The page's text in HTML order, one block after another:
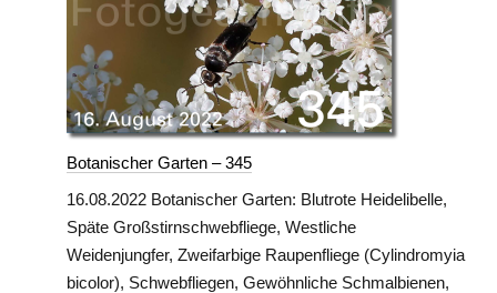
Botanischer Garten – 345
16.08.2022 Botanischer Garten: Blutrote Heidelibelle,
Späte Großstirnschwebfliege, Westliche
Weidenjungfer, Zweifarbige Raupenfliege (Cylindromyia
bicolor), Schwebfliegen, Gewöhnliche Schmalbienen,